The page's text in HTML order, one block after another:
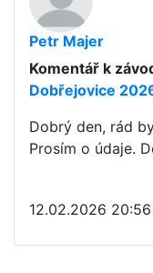
Petr Majer
Komentář k
Dobřejovice
Dobrý den, rád
Prosím o údaje.
12.02.2026 20:56